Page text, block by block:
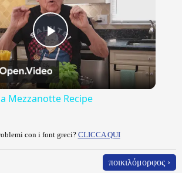
Play
Video
Mezzanotte Recipe
con i font greci? CLICCA QUI
ποικιλόμορφος ›